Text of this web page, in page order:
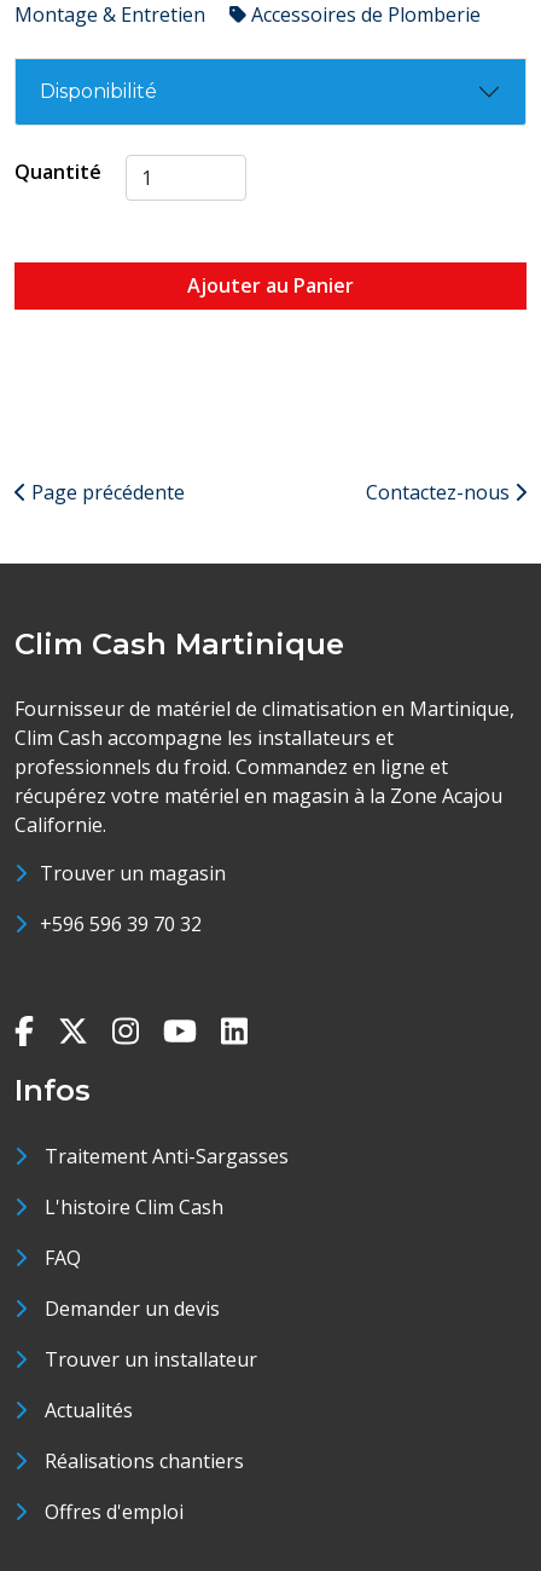
Montage & Entretien
Accessoires de Plomberie
Disponibilité
Quantité
Ajouter au Panier
Page précédente Contactez-nous
Clim Cash Martinique
Fournisseur de matériel de climatisation en Martinique,
Clim Cash accompagne les installateurs et
professionnels du froid. Commandez en ligne et
récupérez votre matériel en magasin à la Zone Acajou
Californie.
Trouver un magasin
+596 596 39 70 32
Infos
Traitement Anti-Sargasses
L'histoire Clim Cash
FAQ
Demander un devis
Trouver un installateur
Actualités
Réalisations chantiers
Offres d'emploi